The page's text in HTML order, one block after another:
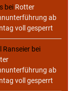
bei Rotter
ab
voll gesperrt
Ranseier bei
ab
voll gesperrt